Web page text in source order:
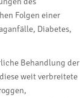
Folgen einer
Diabetes,
Behandlung der
weit verbreitete